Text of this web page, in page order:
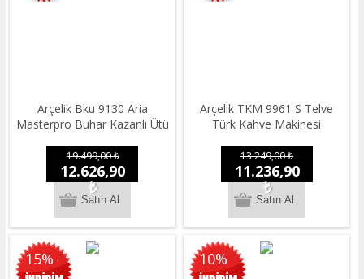
Arçelik Bku 9130 Aria
Masterpro Buhar Kazanlı Ütü
19.499,00 ₺
12.626,90
₺
Arçelik TKM 9961 S Telve
Türk Kahve Makinesi
13.249,00 ₺
11.236,90
₺
15% 10%